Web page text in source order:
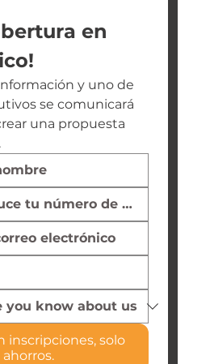
en
y uno de
se comunicará
una propuesta
inscripciones, solo
ahorros.